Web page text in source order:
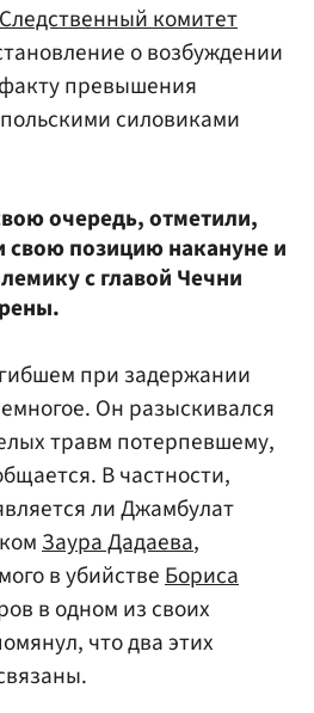
Следственный комитет
о возбуждении
превышения
силовиками
очередь, отметили,
свою позицию накануне и
с главой Чечни
при задержании
Он разыскивался
травм потерпевшему,
В частности,
ли Джамбулат
Заура Дадаева,
в убийстве Бориса
в одном из своих
что два этих